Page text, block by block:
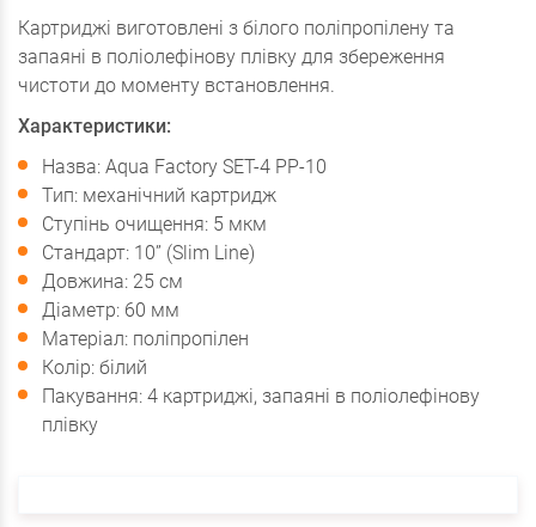
Картриджі виготовлені з білого поліпропілену та
запаяні в поліолефінову плівку для збереження
чистоти до моменту встановлення.
Характеристики:
Назва: Aqua Factory SET-4 PP-10
Тип: механічний картридж
Ступінь очищення: 5 мкм
Стандарт: 10” (Slim Line)
Довжина: 25 см
Діаметр: 60 мм
Матеріал: поліпропілен
Колір: білий
Пакування: 4 картриджі, запаяні в поліолефінову
плівку